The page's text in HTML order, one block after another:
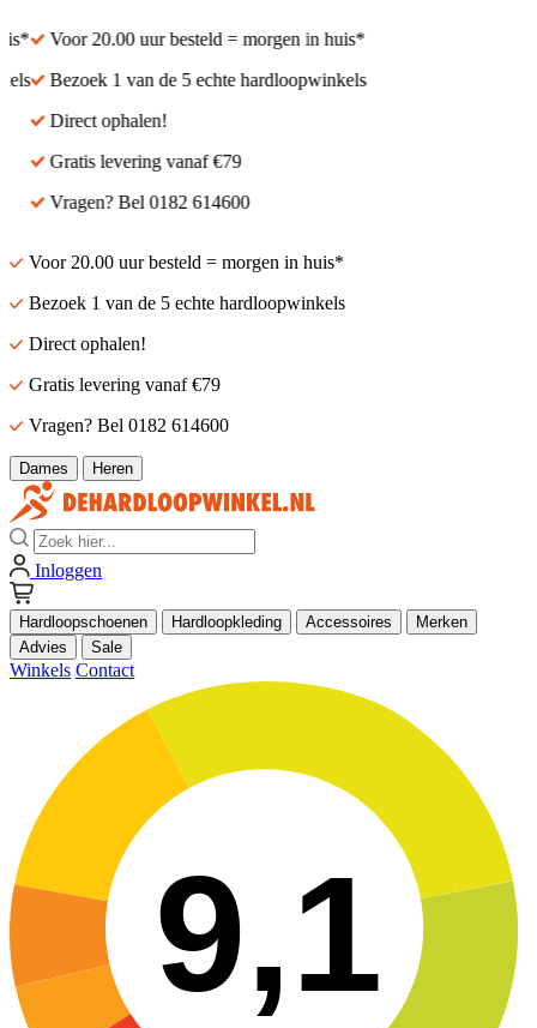
Voor 20.00 uur besteld = morgen in huis*
Bezoek 1 van de 5 echte hardloopwinkels
Direct ophalen!
Gratis levering vanaf €79
Vragen? Bel 0182 614600
Voor 20.00 uur besteld = morgen in huis*
Bezoek 1 van de 5 echte hardloopwinkels
Direct ophalen!
Gratis levering vanaf €79
Vragen? Bel 0182 614600
Dames Heren
Zoek
Inloggen
Hardloopschoenen Hardloopkleding Accessoires
Merken
Advies
Sale
Winkels Contact
9,1